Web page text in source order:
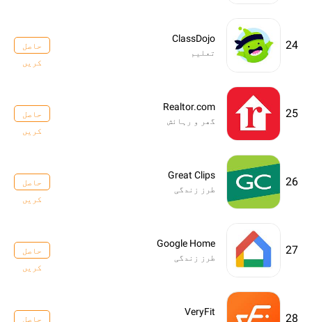
24
ClassDojo
تعلیم
حاصل
کریں
25
Realtor.com
گھر و رہائش
حاصل
کریں
26
Great Clips
طرز زندگی
حاصل
کریں
27
Google Home
طرز زندگی
حاصل
کریں
28
VeryFit
حاصل